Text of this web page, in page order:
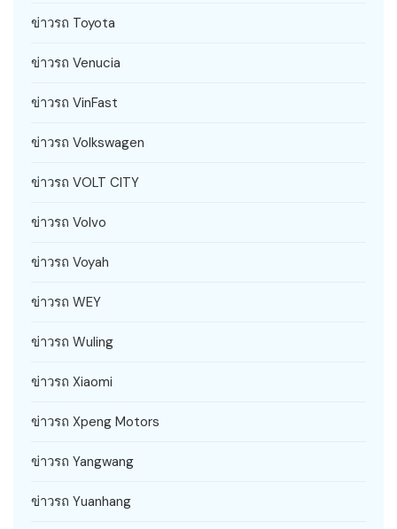
ข่าวรถ Toyota
ข่าวรถ Venucia
ข่าวรถ VinFast
ข่าวรถ Volkswagen
ข่าวรถ VOLT CITY
ข่าวรถ Volvo
ข่าวรถ Voyah
ข่าวรถ WEY
ข่าวรถ Wuling
ข่าวรถ Xiaomi
ข่าวรถ Xpeng Motors
ข่าวรถ Yangwang
ข่าวรถ Yuanhang